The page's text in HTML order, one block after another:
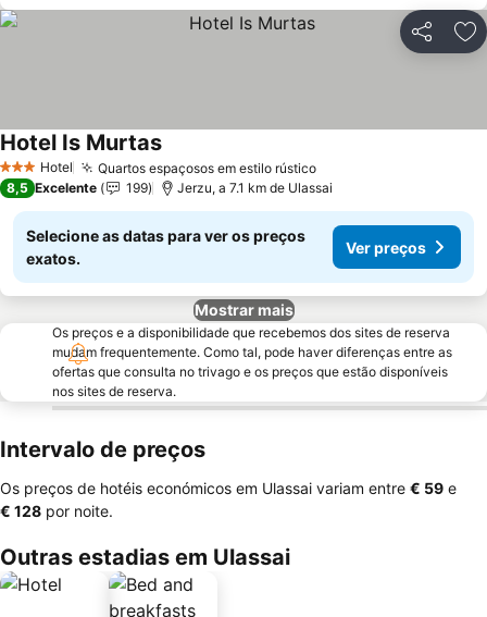
Partilhar
3 EstrelasHotel Quartos espaçosos em estilo rústicoVer preços
Hotel Is MurtasVer preços
8,5 Excelente 199 Jerzu, a 7.1 km de Ulassai
Selecione as datas para ver os preços
exatos.
Ver preços
Mostrar mais
Os preços e a disponibilidade que recebemos dos sites de reserva
mudam frequentemente. Como tal, pode haver diferenças entre as
ofertas que consulta no trivago e os preços que estão disponíveis
nos sites de reserva.
Intervalo de preços
Os preços de hotéis económicos em Ulassai variam entre ‎€ 59 e
‎€ 128 por noite.
Outras estadias em Ulassai